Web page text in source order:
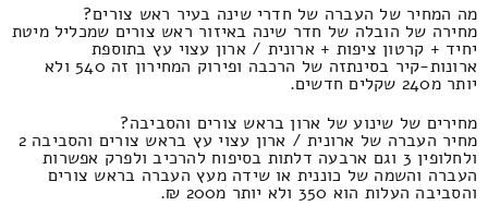
מה המחיר של העברה של חדרי שינה בעיר ראש צורים?
מחירה של הובלה של חדר שינה באיזור ראש צורים שמכליל מיטת
יחיד + קרטון ציפות + ארונית / ארון עצוי עץ בתוספת
ארונות-קיר בסינתזה של הרכבה ופירוק המחירון זה 540 ולא
יותר מ240 שקלים חדשים.
מחירים של שינוע של ארון בראש צורים והסביבה?
מחיר העברה של ארונית / ארון עצוי עץ בראש צורים והסביבה 2
ולחלופין 3 וגם ארבעה דלתות בסיפוח להרכיב ולפרק אפשרות
העברה והשמה של כוננית או שידה מעץ העברה בראש צורים
והסביבה העלות הוא 350 ולא יותר מ200 ₪.